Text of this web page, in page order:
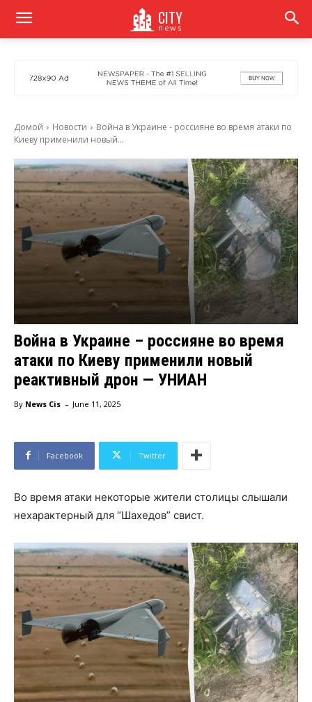
CITY
news
Домой Новости
Война в Украине - россияне во время атаки по
Киеву применили новый...
Война в Украине – россияне во время
атаки по Киеву применили новый
реактивный дрон — УНИАН
By News Cis - June 11, 2025
Facebook Twitter
Во время атаки некоторые жители столицы слышали
нехарактерный для “Шахедов” свист.